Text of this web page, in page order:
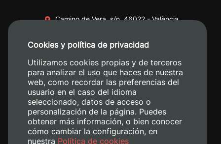
Camino de Vera, s/n. 46022 - València
+34 620 04 00 50
Cookies y política de privacidad
Utilizamos cookies propias y de terceros
para analizar el uso que haces de nuestra
web, como recordar las preferencias del
usuario en el caso del idioma
seleccionado, datos de acceso o
personalización de la página. Puedes
obtener más información, o bien conocer
cómo cambiar la configuración, en
nuestra Política de cookies